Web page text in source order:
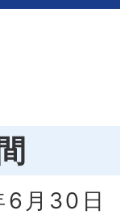
月30日